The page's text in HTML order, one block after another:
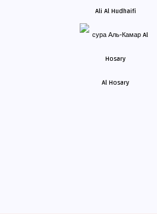
Ali Al Hudhaifi
Al Hosary